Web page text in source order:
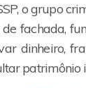
o grupo
fachada,
dinheiro,
patrimônio